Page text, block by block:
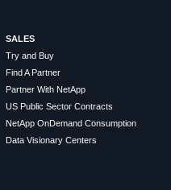
SALES
Try and Buy
Find A Partner
Partner With NetApp
US Public Sector Contracts
NetApp OnDemand Consumption
Data Visionary Centers